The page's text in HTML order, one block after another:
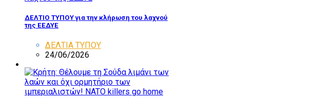
ΔΕΛΤΙΟ ΤΥΠΟΥ για την κλήρωση του λαχνού
της ΕΕΔΥΕ
ΔΕΛΤΙΑ ΤΥΠΟΥ
24/06/2026